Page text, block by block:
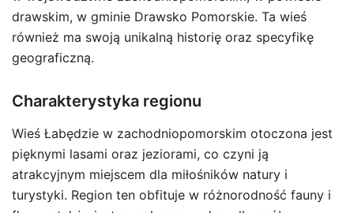
drawskim, w gminie Drawsko Pomorskie. Ta wieś
również ma swoją unikalną historię oraz specyfikę
geograficzną.
Charakterystyka regionu
Wieś Łabędzie w zachodniopomorskim otoczona jest
pięknymi lasami oraz jeziorami, co czyni ją
atrakcyjnym miejscem dla miłośników natury i
turystyki. Region ten obfituje w różnorodność fauny i